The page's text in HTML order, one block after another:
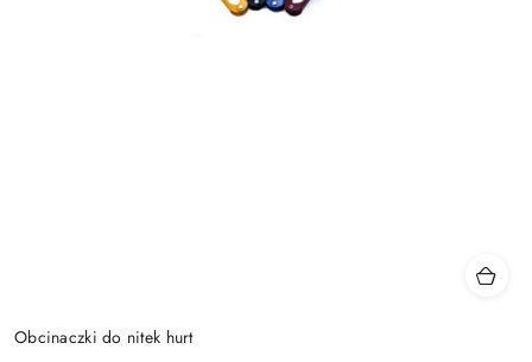
Obcinaczki do nitek hurt